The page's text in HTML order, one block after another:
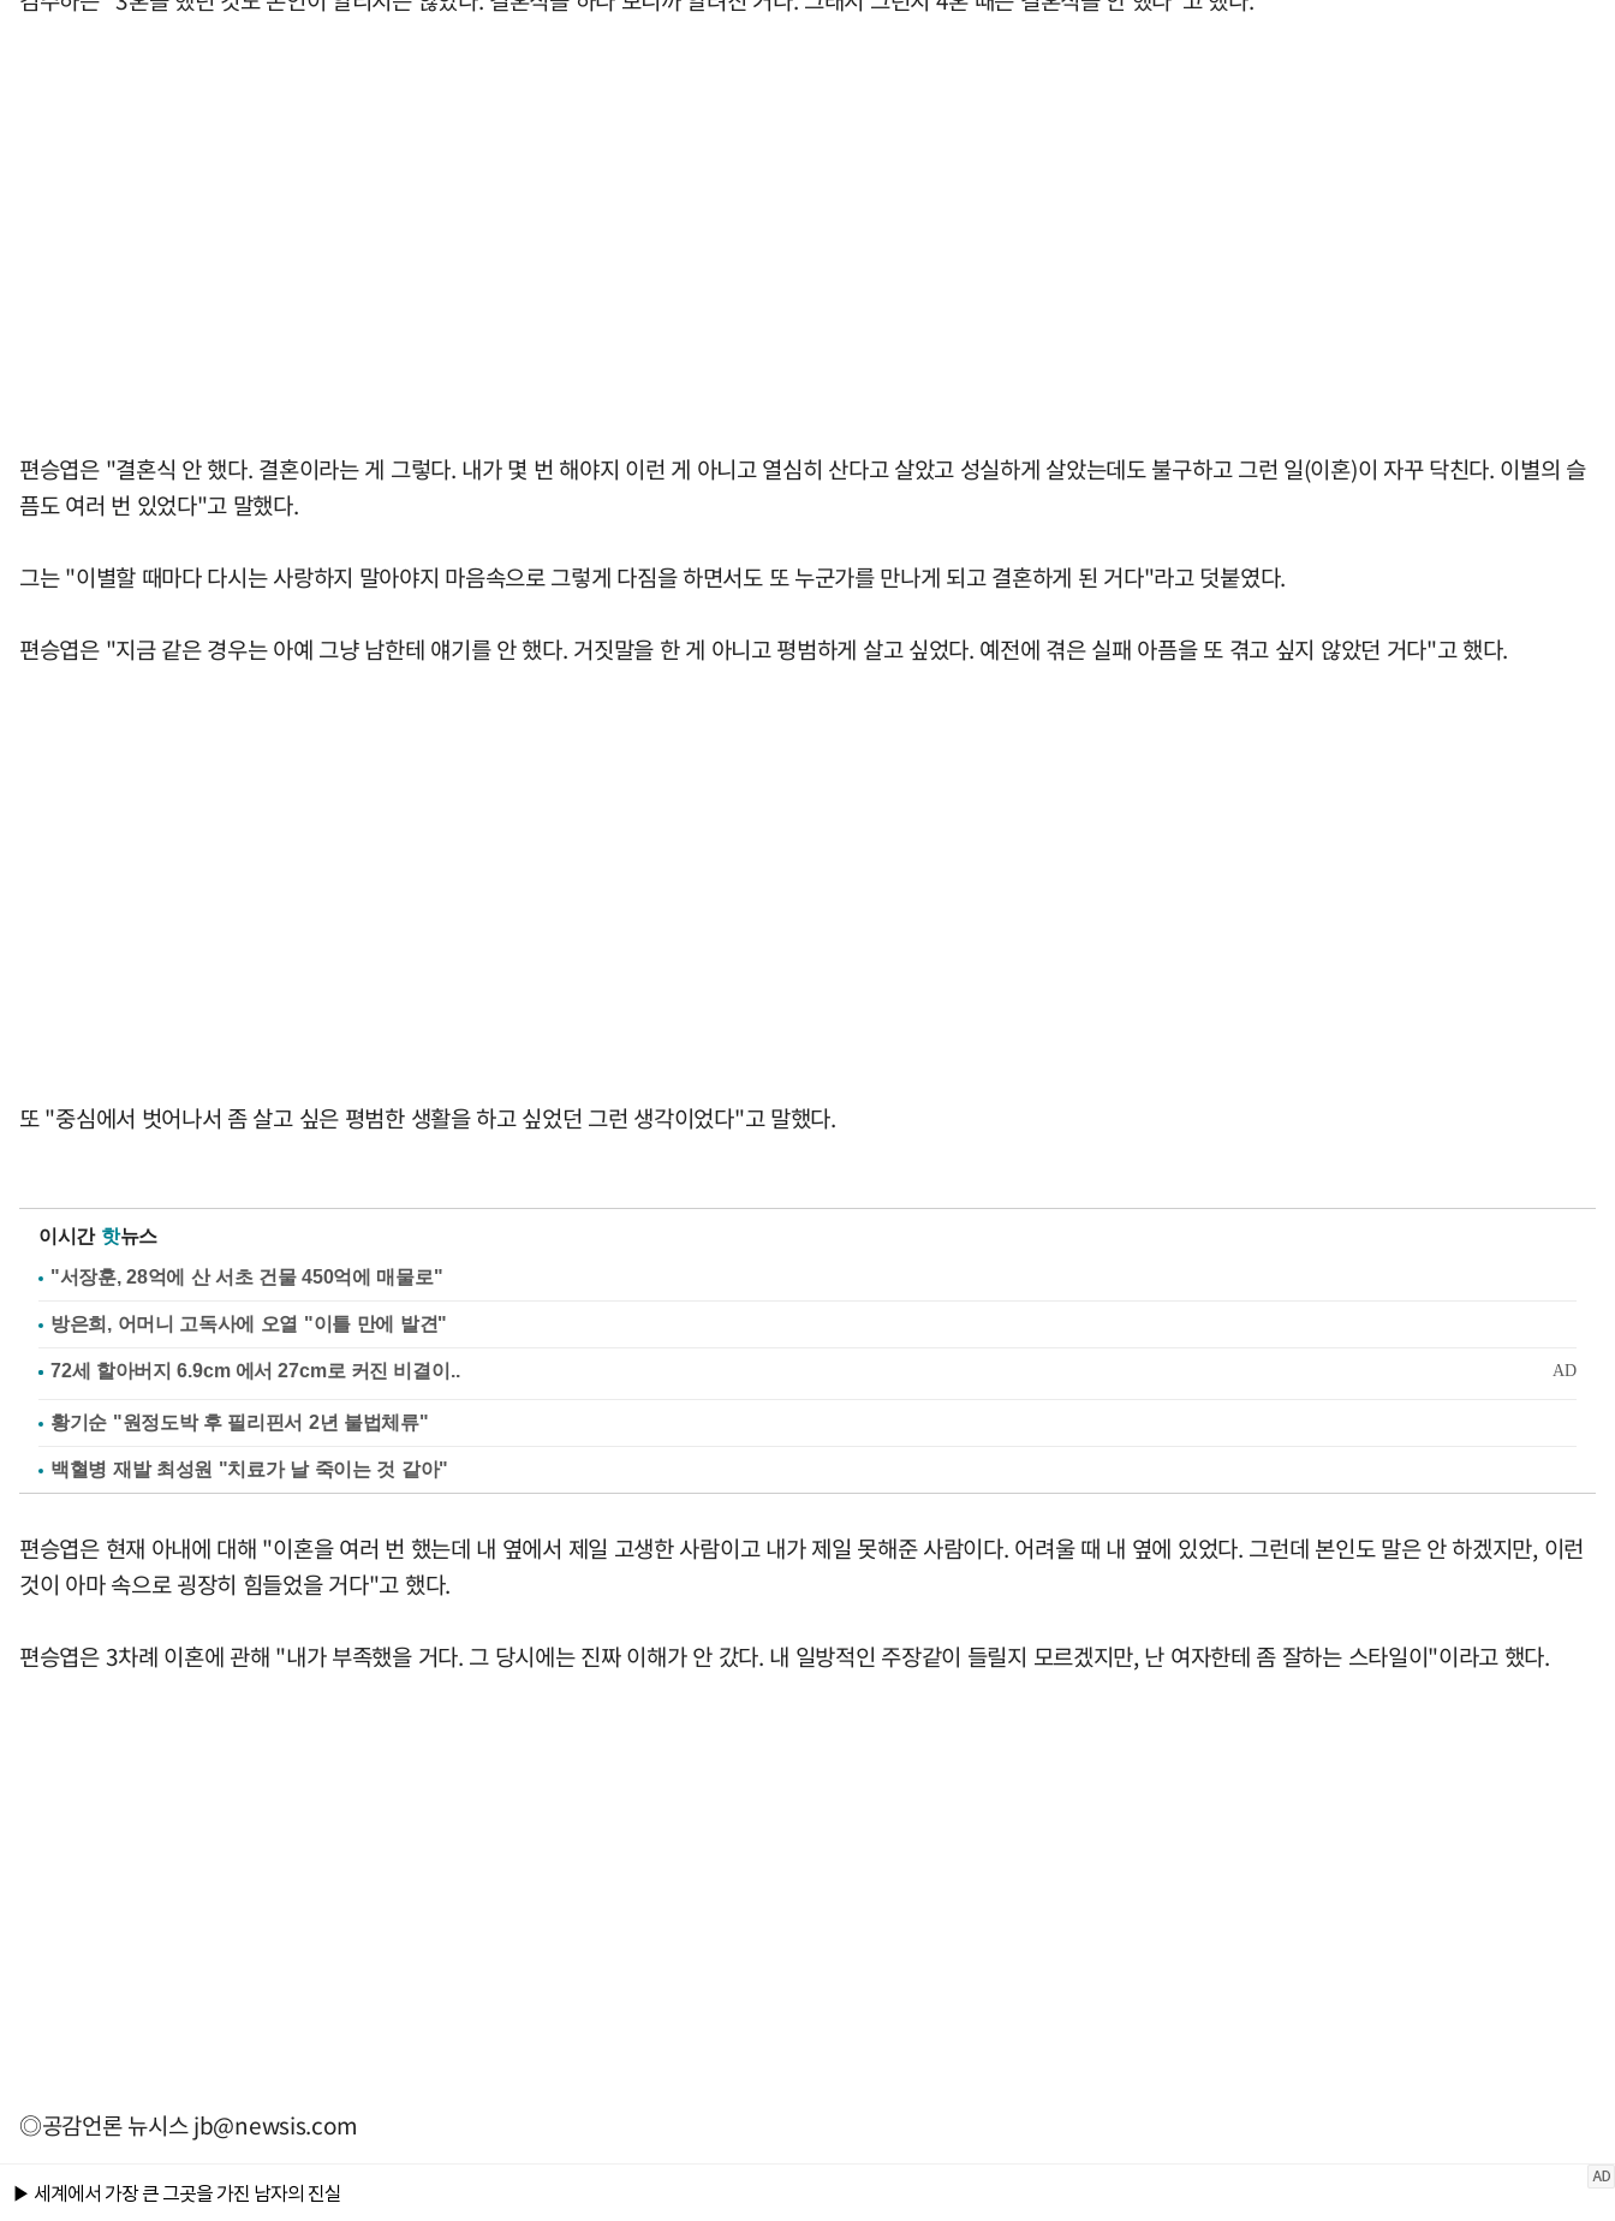
편승엽은 "결혼식 안 했다. 결혼이라는 게 그렇다. 내가 몇 번 해야지 이런 게 아니고 열심히 산다고 살았고 성실하게 살았는데도 불구하고 그런 일(이혼)이 자꾸 닥친다. 이별의 슬
픔도 여러 번 있었다"고 말했다.
그는 "이별할 때마다 다시는 사랑하지 말아야지 마음속으로 그렇게 다짐을 하면서도 또 누군가를 만나게 되고 결혼하게 된 거다"라고 덧붙였다.
편승엽은 "지금 같은 경우는 아예 그냥 남한테 얘기를 안 했다. 거짓말을 한 게 아니고 평범하게 살고 싶었다. 예전에 겪은 실패 아픔을 또 겪고 싶지 않았던 거다"고 했다.
또 "중심에서 벗어나서 좀 살고 싶은 평범한 생활을 하고 싶었던 그런 생각이었다"고 말했다.
이시간 핫뉴스
"서장훈, 28억에 산 서초 건물 450억에 매물로"
방은희, 어머니 고독사에 오열 "이틀 만에 발견"
황기순 "원정도박 후 필리핀서 2년 불법체류"
백혈병 재발 최성원 "치료가 날 죽이는 것 같아"
편승엽은 현재 아내에 대해 "이혼을 여러 번 했는데 내 옆에서 제일 고생한 사람이고 내가 제일 못해준 사람이다. 어려울 때 내 옆에 있었다. 그런데 본인도 말은 안 하겠지만, 이런
것이 아마 속으로 굉장히 힘들었을 거다"고 했다.
편승엽은 3차례 이혼에 관해 "내가 부족했을 거다. 그 당시에는 진짜 이해가 안 갔다. 내 일방적인 주장같이 들릴지 모르겠지만, 난 여자한테 좀 잘하는 스타일이"이라고 했다.
◎공감언론 뉴시스jb@newsis.com